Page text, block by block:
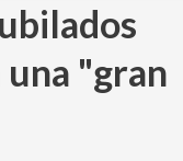
"gran